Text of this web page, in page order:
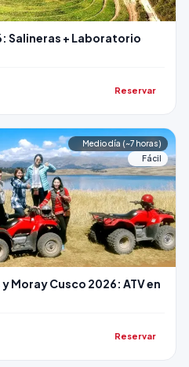
Salineras + Laboratorio
Reservar
Medio día (~7 horas)
Fácil
Moray Cusco 2026: ATV en
Reservar